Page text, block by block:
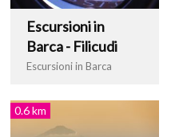
Escursioni in
Barca - Filicudi
Escursioni in Barca
0.6 km